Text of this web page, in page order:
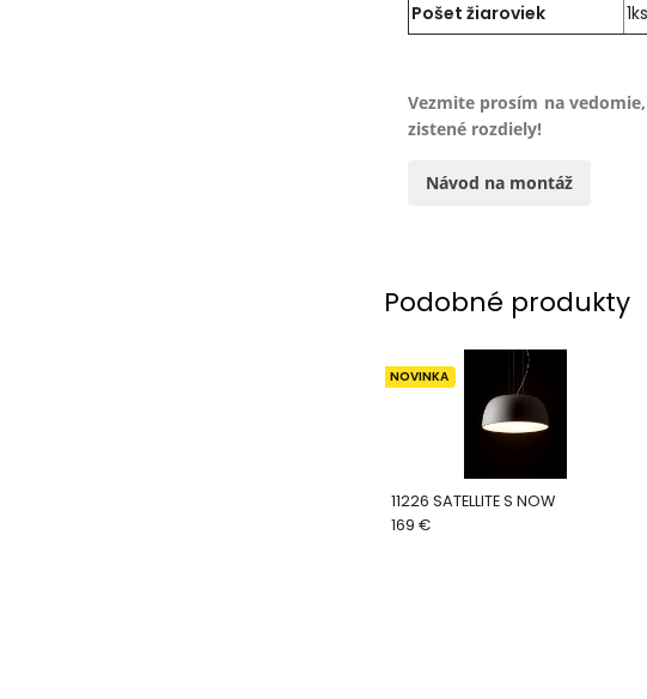
Pošet žiaroviek
1ks
Vezmite prosím na
zistené rozdiely!
Návod na montáž
Podobné produkty
11226 SATELLITE S NOW
NOVINKA
169 €